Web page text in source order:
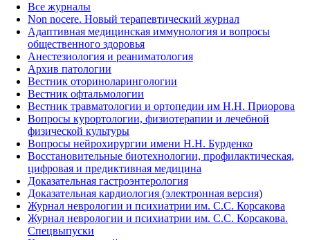
Все журналы
Non nocere. Новый терапевтический журнал
Адаптивная медицинская иммунология и вопросы
общественного здоровья
Анестезиология и реаниматология
Архив патологии
Вестник оториноларингологии
Вестник офтальмологии
Вестник травматологии и ортопедии им Н.Н. Приорова
Вопросы курортологии, физиотерапии и лечебной
физической культуры
Вопросы нейрохирургии имени Н.Н. Бурденко
Восстановительные биотехнологии, профилактическая,
цифровая и предиктивная медицина
Доказательная гастроэнтерология
Доказательная кардиология (электронная версия)
Журнал неврологии и психиатрии им. С.С. Корсакова
Журнал неврологии и психиатрии им. С.С. Корсакова.
Спецвыпуски